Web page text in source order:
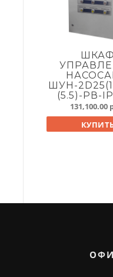
ШКАФ
ШУН-
(5.5)-PВ-
131,100.00